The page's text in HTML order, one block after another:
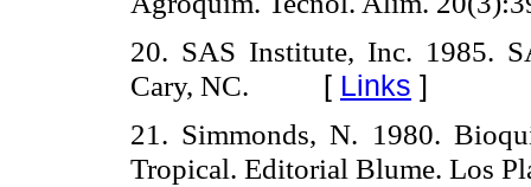
20. SAS Institute, Inc. 1985.
Cary, NC. [ Links ]
21. Simmonds, N. 1980.
Tropical. Editorial Blume. Los